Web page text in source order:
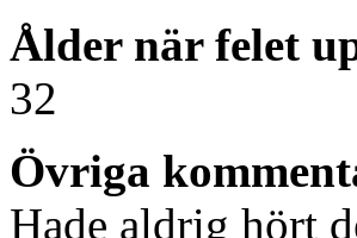
Ålder när felet
32
Övriga
Hade aldrig hört